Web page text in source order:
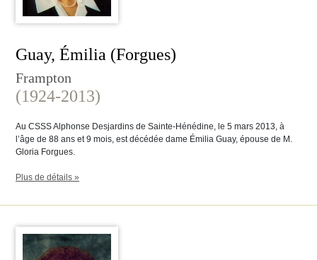
Guay, Émilia (Forgues)
Frampton
(1924-2013)
Au CSSS Alphonse Desjardins de Sainte-Hénédine, le 5 mars 2013, à
l’âge de 88 ans et 9 mois, est décédée dame Émilia Guay, épouse de M.
Gloria Forgues.
Plus de détails »